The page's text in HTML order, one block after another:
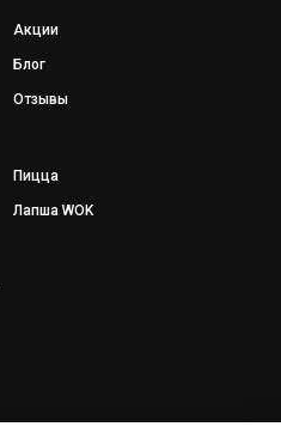
Акции
Блог
Отзывы
Пицца
Лапша WOK